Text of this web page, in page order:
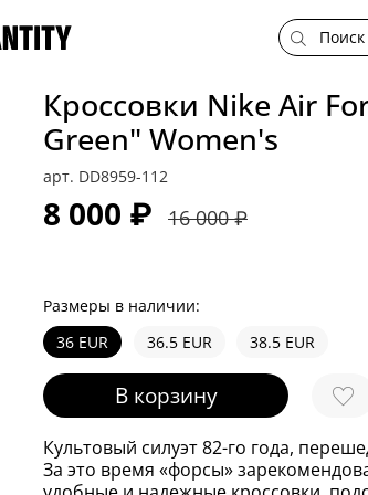
арт. DD8959-112
Кроссовки Nike Air
Green" Women's
8 000 ₽ 16 000 ₽
В корзину
Размеры в наличии:
36 EUR
36.5 EUR 38.5 EUR
Культовый силуэт 82-го года,
За это время «форсы»